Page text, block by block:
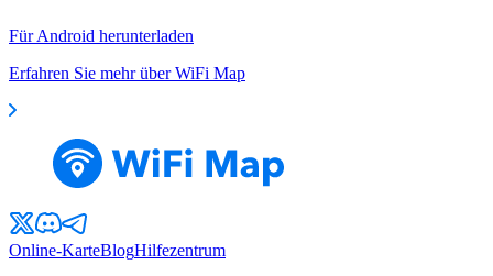
Für Android herunterladen
Erfahren Sie mehr über WiFi Map
Online-KarteBlogHilfezentrum